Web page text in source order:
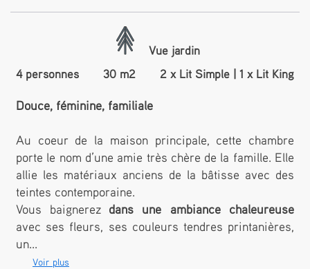
Vue jardin
4 personnes
30 m2 2 x Lit Simple | 1 x Lit King
Douce, féminine, familiale
Au coeur de la maison principale, cette chambre
porte le nom d’une amie très chère de la famille. Elle
allie les matériaux anciens de la bâtisse avec des
teintes contemporaine.
Vous baignerez dans une ambiance chaleureuse
avec ses fleurs, ses couleurs tendres printanières,
un...
Voir plus